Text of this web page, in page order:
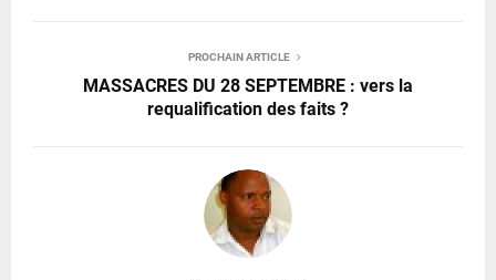
PROCHAIN ARTICLE
MASSACRES DU 28 SEPTEMBRE : vers la
requalification des faits ?